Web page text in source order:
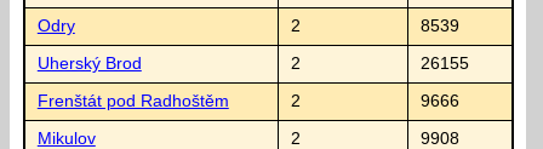
Odry 2 8539
Uherský Brod 2 26155
Frenštát pod Radhoštěm 2 9666
Mikulov 2 9908